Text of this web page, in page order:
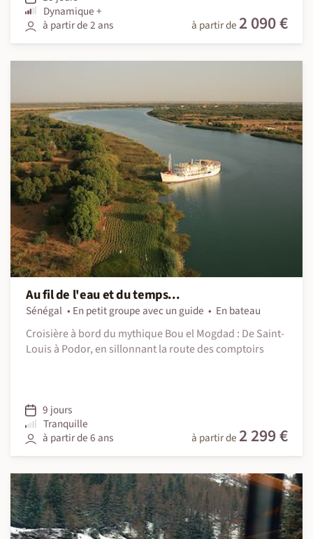
Dynamique +
à partir de 2 ans
à partir de 2 090 €
Au fil de l'eau et du temps...
Sénégal En petit groupe avec un guide
En bateau
Croisière à bord du mythique Bou el Mogdad : De Saint-
Louis à Podor, en sillonnant la route des comptoirs
9 jours
Tranquille
à partir de 6 ans
à partir de 2 299 €